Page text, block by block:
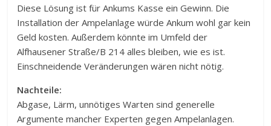
Diese Lösung ist für Ankums Kasse ein Gewinn. Die
Installation der Ampelanlage würde Ankum wohl gar kein
Geld kosten. Außerdem könnte im Umfeld der
Alfhausener Straße/B 214 alles bleiben, wie es ist.
Einschneidende Veränderungen wären nicht nötig.
Nachteile:
Abgase, Lärm, unnötiges Warten sind generelle
Argumente mancher Experten gegen Ampelanlagen.